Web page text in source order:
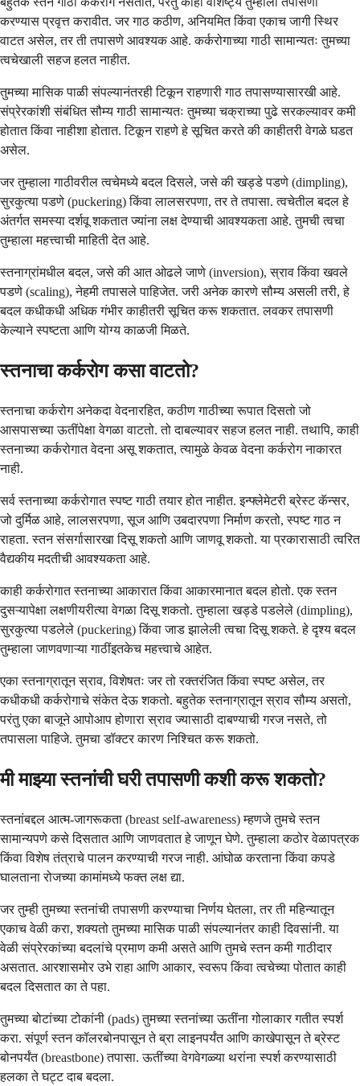
करण्यास प्रवृत्त करावीत. जर गाठ कठीण, अनियमित किंवा एकाच जागी स्थिर
वाटत असेल, तर ती तपासणे आवश्यक आहे. कर्करोगाच्या गाठी सामान्यतः तुमच्या
त्वचेखाली सहज हलत नाहीत.
तुमच्या मासिक पाळी संपल्यानंतरही टिकून राहणारी गाठ तपासण्यासारखी आहे.
संप्रेरकांशी संबंधित सौम्य गाठी सामान्यतः तुमच्या चक्राच्या पुढे सरकल्यावर कमी
होतात किंवा नाहीशा होतात. टिकून राहणे हे सूचित करते की काहीतरी वेगळे घडत
असेल.
जर तुम्हाला गाठीवरील त्वचेमध्ये बदल दिसले, जसे की खड्डे पडणे (dimpling),
सुरकुत्या पडणे (puckering) किंवा लालसरपणा, तर ते तपासा. त्वचेतील बदल हे
अंतर्गत समस्या दर्शवू शकतात ज्यांना लक्ष देण्याची आवश्यकता आहे. तुमची त्वचा
तुम्हाला महत्त्वाची माहिती देत आहे.
स्तनाग्रांमधील बदल, जसे की आत ओढले जाणे (inversion), स्राव किंवा खवले
पडणे (scaling), नेहमी तपासले पाहिजेत. जरी अनेक कारणे सौम्य असली तरी, हे
बदल कधीकधी अधिक गंभीर काहीतरी सूचित करू शकतात. लवकर तपासणी
केल्याने स्पष्टता आणि योग्य काळजी मिळते.
स्तनाचा कर्करोग कसा वाटतो?
स्तनाचा कर्करोग अनेकदा वेदनारहित, कठीण गाठीच्या रूपात दिसतो जो
आसपासच्या ऊतींपेक्षा वेगळा वाटतो. तो दाबल्यावर सहज हलत नाही. तथापि, काही
स्तनाच्या कर्करोगात वेदना असू शकतात, त्यामुळे केवळ वेदना कर्करोग नाकारत
नाही.
सर्व स्तनाच्या कर्करोगात स्पष्ट गाठी तयार होत नाहीत. इन्फ्लेमेटरी ब्रेस्ट कॅन्सर,
जो दुर्मिळ आहे, लालसरपणा, सूज आणि उबदारपणा निर्माण करतो, स्पष्ट गाठ न
राहता. स्तन संसर्गासारखा दिसू शकतो आणि जाणवू शकतो. या प्रकारासाठी त्वरित
वैद्यकीय मदतीची आवश्यकता आहे.
काही कर्करोगात स्तनाच्या आकारात किंवा आकारमानात बदल होतो. एक स्तन
दुसऱ्यापेक्षा लक्षणीयरीत्या वेगळा दिसू शकतो. तुम्हाला खड्डे पडलेले (dimpling),
सुरकुत्या पडलेले (puckering) किंवा जाड झालेली त्वचा दिसू शकते. हे दृश्य बदल
तुम्हाला जाणवणाऱ्या गाठींइतकेच महत्त्वाचे आहेत.
एका स्तनाग्रातून स्राव, विशेषतः जर तो रक्तरंजित किंवा स्पष्ट असेल, तर
कधीकधी कर्करोगाचे संकेत देऊ शकतो. बहुतेक स्तनाग्रातून स्राव सौम्य असतो,
परंतु एका बाजूने आपोआप होणारा स्राव ज्यासाठी दाबण्याची गरज नसते, तो
तपासला पाहिजे. तुमचा डॉक्टर कारण निश्चित करू शकतो.
मी माझ्या स्तनांची घरी तपासणी कशी करू शकतो?
स्तनांबद्दल आत्म-जागरूकता (breast self-awareness) म्हणजे तुमचे स्तन
सामान्यपणे कसे दिसतात आणि जाणवतात हे जाणून घेणे. तुम्हाला कठोर वेळापत्रक
किंवा विशेष तंत्राचे पालन करण्याची गरज नाही. आंघोळ करताना किंवा कपडे
घालताना रोजच्या कामांमध्ये फक्त लक्ष द्या.
जर तुम्ही तुमच्या स्तनांची तपासणी करण्याचा निर्णय घेतला, तर ती महिन्यातून
एकाच वेळी करा, शक्यतो तुमच्या मासिक पाळी संपल्यानंतर काही दिवसांनी. या
वेळी संप्रेरकांच्या बदलांचे प्रमाण कमी असते आणि तुमचे स्तन कमी गाठीदार
असतात. आरशासमोर उभे राहा आणि आकार, स्वरूप किंवा त्वचेच्या पोतात काही
बदल दिसतात का ते पहा.
तुमच्या बोटांच्या टोकांनी (pads) तुमच्या स्तनांच्या ऊतींना गोलाकार गतीत स्पर्श
करा. संपूर्ण स्तन कॉलरबोनपासून ते ब्रा लाइनपर्यंत आणि काखेपासून ते ब्रेस्ट
बोनपर्यंत (breastbone) तपासा. ऊतींच्या वेगवेगळ्या थरांना स्पर्श करण्यासाठी
हलका ते घट्ट दाब बदला.